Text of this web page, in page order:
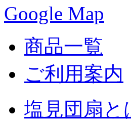
Google Map
商品一覧
ご利用案内
塩見団扇と